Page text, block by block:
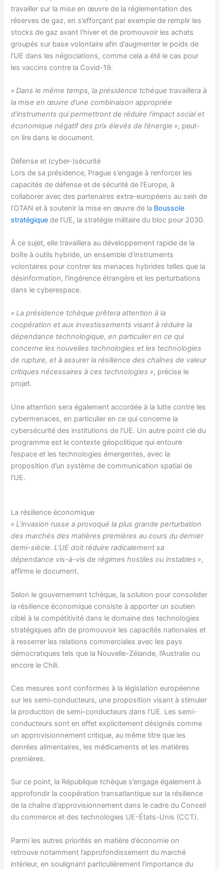
travailler sur la mise en œuvre de la réglementation des
réserves de gaz, en s’efforçant par exemple de remplir les
stocks de gaz avant l’hiver et de promouvoir les achats
groupés sur base volontaire afin d’augmenter le poids de
l’UE dans les négociations, comme cela a été le cas pour
les vaccins contre la Covid-19.
« Dans le même temps, la présidence tchèque travaillera à
la mise en œuvre d’une combinaison appropriée
d’instruments qui permettront de réduire l’impact social et
économique négatif des prix élevés de l’énergie », peut-
on lire dans le document.
Défense et (cyber-)sécurité
Lors de sa présidence, Prague s’engage à renforcer les
capacités de défense et de sécurité de l’Europe, à
collaborer avec des partenaires extra-européens au sein de
l’OTAN et à soutenir la mise en œuvre de la Boussole
stratégique de l’UE, la stratégie militaire du bloc pour 2030.
À ce sujet, elle travaillera au développement rapide de la
boîte à outils hybride, un ensemble d’instruments
volontaires pour contrer les menaces hybrides telles que la
désinformation, l’ingérence étrangère et les perturbations
dans le cyberespace.
« La présidence tchèque prêtera attention à la
coopération et aux investissements visant à réduire la
dépendance technologique, en particulier en ce qui
concerne les nouvelles technologies et les technologies
de rupture, et à assurer la résilience des chaînes de valeur
critiques nécessaires à ces technologies », précise le
projet.
Une attention sera également accordée à la lutte contre les
cybermenaces, en particulier en ce qui concerne la
cybersécurité des institutions de l’UE. Un autre point clé du
programme est le contexte géopolitique qui entoure
l’espace et les technologies émergentes, avec la
proposition d’un système de communication spatial de
l’UE.
La résilience économique
« L’invasion russe a provoqué la plus grande perturbation
des marchés des matières premières au cours du dernier
demi-siècle. L’UE doit réduire radicalement sa
dépendance vis-à-vis de régimes hostiles ou instables »,
affirme le document.
Selon le gouvernement tchèque, la solution pour consolider
la résilience économique consiste à apporter un soutien
ciblé à la compétitivité dans le domaine des technologies
stratégiques afin de promouvoir les capacités nationales et
à resserrer les relations commerciales avec les pays
démocratiques tels que la Nouvelle-Zélande, l’Australie ou
encore le Chili.
Ces mesures sont conformes à la législation européenne
sur les semi-conducteurs, une proposition visant à stimuler
la production de semi-conducteurs dans l’UE. Les semi-
conducteurs sont en effet explicitement désignés comme
un approvisionnement critique, au même titre que les
denrées alimentaires, les médicaments et les matières
premières.
Sur ce point, la République tchèque s’engage également à
approfondir la coopération transatlantique sur la résilience
de la chaîne d’approvisionnement dans le cadre du Conseil
du commerce et des technologies UE-États-Unis (CCT).
Parmi les autres priorités en matière d’économie on
retrouve notamment l’approfondissement du marché
intérieur, en soulignant particulièrement l’importance du